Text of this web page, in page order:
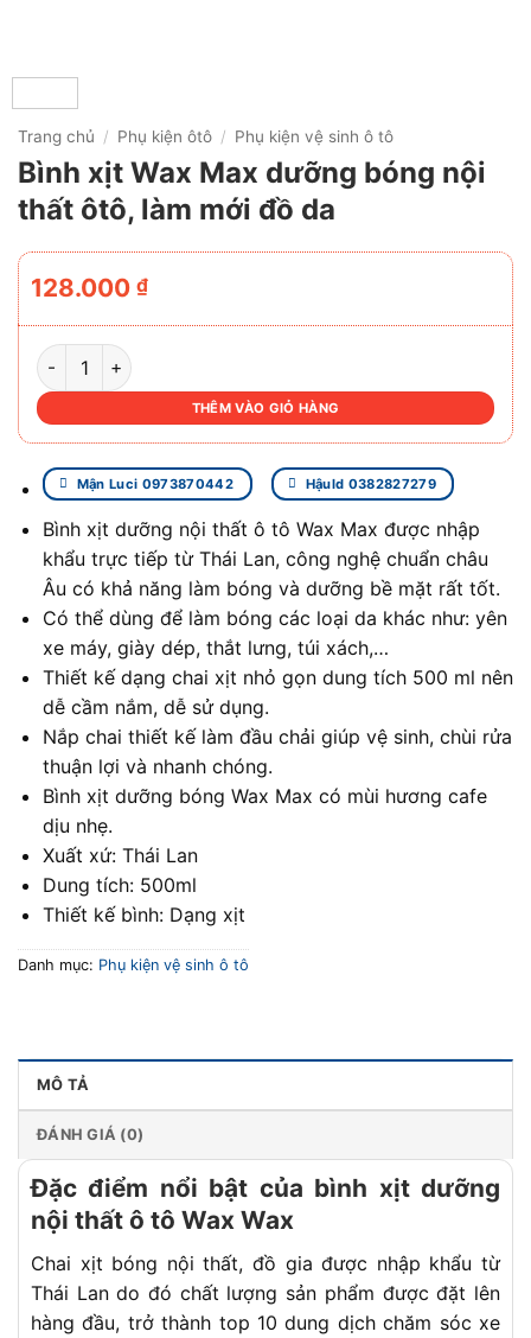
Trang chủ / Phụ kiện ôtô / Phụ kiện vệ sinh ô tô
Bình xịt Wax Max dưỡng bóng nội
thất ôtô, làm mới đồ da
128.000 ₫
BÌNH XỊT WAX MAX DƯỠNG BÓNG NỘI THẤT ÔTÔ, LÀM
THÊM VÀO GIỎ HÀNG
Mận Luci 0973870442 Hậuld 0382827279
Bình xịt dưỡng nội thất ô tô Wax Max được nhập
khẩu trực tiếp từ Thái Lan, công nghệ chuẩn châu
Âu có khả năng làm bóng và dưỡng bề mặt rất tốt.
Có thể dùng để làm bóng các loại da khác như: yên
xe máy, giày dép, thắt lưng, túi xách,…
Thiết kế dạng chai xịt nhỏ gọn dung tích 500 ml nên
dễ cầm nắm, dễ sử dụng.
Nắp chai thiết kế làm đầu chải giúp vệ sinh, chùi rửa
thuận lợi và nhanh chóng.
Bình xịt dưỡng bóng Wax Max có mùi hương cafe
dịu nhẹ.
Xuất xứ: Thái Lan
Dung tích: 500ml
Thiết kế bình: Dạng xịt
Danh mục: Phụ kiện vệ sinh ô tô
MÔ TẢ
ĐÁNH GIÁ (0)
Đặc điểm nổi bật của bình xịt dưỡng
nội thất ô tô Wax Wax
Chai xịt bóng nội thất, đồ gia được nhập khẩu từ
Thái Lan do đó chất lượng sản phẩm được đặt lên
hàng đầu, trở thành top 10 dung dịch chăm sóc xe